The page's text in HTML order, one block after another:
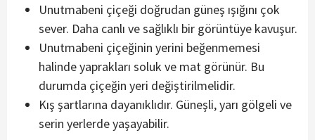
Unutmabeni çiçeği doğrudan güneş ışığını çok
sever. Daha canlı ve sağlıklı bir görüntüye kavuşur.
Unutmabeni çiçeğinin yerini beğenmemesi
halinde yaprakları soluk ve mat görünür. Bu
durumda çiçeğin yeri değiştirilmelidir.
Kış şartlarına dayanıklıdır. Güneşli, yarı gölgeli ve
serin yerlerde yaşayabilir.